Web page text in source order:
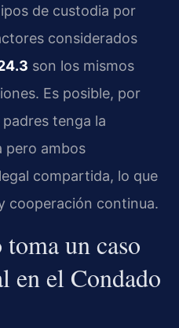
de custodia por
considerados
son los mismos
Es posible, por
tenga la
pero ambos
compartida, lo que
cooperación continua.
un caso
en el Condado